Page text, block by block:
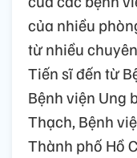
của nhiều
từ nhiều
Tiến sĩ đến từ
Bệnh viện Ung
Thạch, Bệnh
Thành phố Hồ